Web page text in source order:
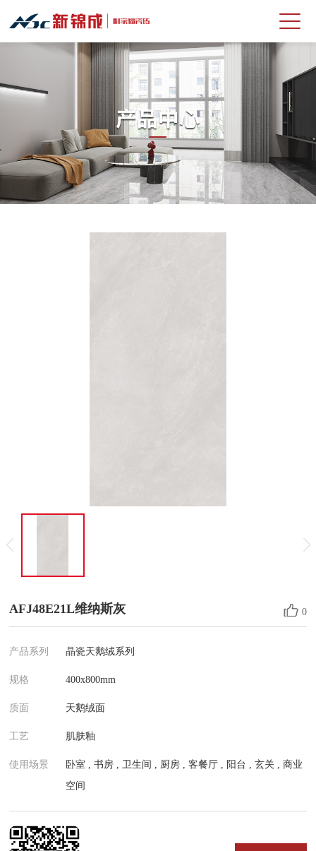
AFJ48E21L维纳斯灰 0
产品系列 晶瓷天鹅绒系列
规格 400x800mm
质面 天鹅绒面
工艺 肌肤釉
使用场景
卧室 , 书房 , 卫生间 , 厨房 , 客餐厅 , 阳台 , 玄关 , 商业
空间